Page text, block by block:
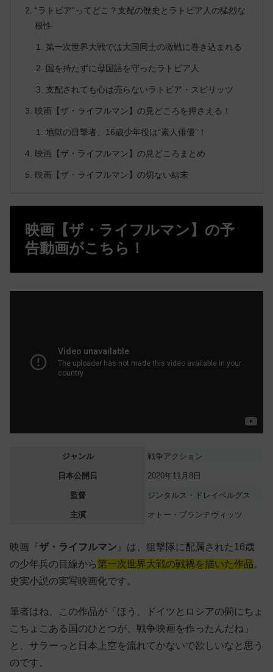
“ラトビア”ってどこ？支配の歴史とラトビア人の猛烈な
根性
第一次世界大戦では大国同士の激戦に巻き込まれる
国を持たずに母国語を守ったラトビア人
支配されても心は売らないラトビア・スピリッツ
映画【ザ・ライフルマン】の見どころを押さえる！
地獄の目撃者、16歳少年役は“素人俳優”！
映画【ザ・ライフルマン】の見どころまとめ
映画【ザ・ライフルマン】の切ない結末
映画【ザ・ライフルマン】の予
告動画がこちら！
ジャンル 戦争アクション
日本公開日 2020年11月8日
監督 ジンタルス・ドレイベルグス
主演 オトー・ブランテヴィッツ
映画『ザ・ライフルマン 』は、狙撃隊に配属された16歳
の少年兵の目線から第一次世界大戦の戦禍を描いた作品。
史実小説の実写映画化です。
筆者はね、この作品が「ほう、ドイツとロシアの間にちょ
こちょこある国のひとつが、戦争映画を作ったんだね」
と、サラーっと日本上空を流れてかないで欲しいなと思う
のです。